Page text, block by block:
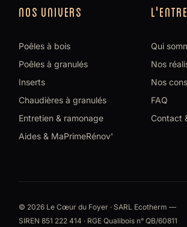
NOS UNIVERS
Poêles à bois
Poêles à granulés
Inserts
Chaudières à granulés
Entretien & ramonage
Aides & MaPrimeRénov'
Qui
Nos
Nos
FAQ
Contact
© 2026 Le Cœur du Foyer · SARL Ecotherm —
SIREN 851 222 414 · RGE Qualibois n° QB/60811